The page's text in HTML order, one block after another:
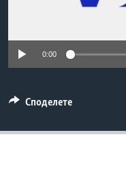
0:00
Споделете